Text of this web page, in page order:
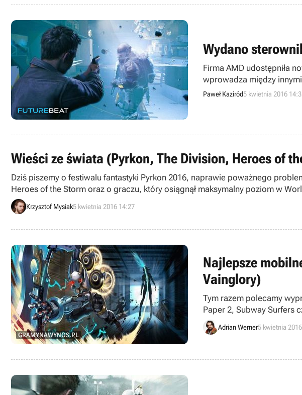
Wydano
Firma AMD udostępniła
wprowadza między
Paweł Kaziród5 kwietnia 2016
Wieści ze świata (Pyrkon, The Division, Heroes of
Dziś piszemy o festiwalu fantastyki Pyrkon 2016, naprawie poważnego
Heroes of the Storm oraz o graczu, który osiągnął maksymalny poziom w
krótkich wiadomości.
Krzysztof Mysiak5 kwietnia 2016 14:27
GRAMYNAWYNOS.PL
Najlepsze
Vainglory)
Tym razem polecamy
Paper 2, Subway Surfers
Adrian Werner5 kwietnia